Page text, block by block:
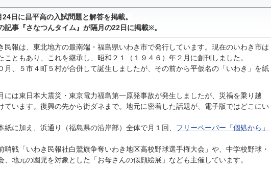
日に昌平高の入試問題と解答を掲載。
記事『さなつんタイム』が隔月の22日に掲載※。
民報は、東北地方の最南端・福島県いわき市で発行しています。現在のいわき市は
こともあり、これを継承し、昭和２１（１９４６）年２月に創刊しました。
月、５市４町５村が合併して誕生しましたが、その前から平仮名の「いわき」を紙
には東日本大震災・東京電力福島第一原発事故が発生しましたが、災禍を乗り越
ています。復興の先から街ダネまで。地元に密着した話題が、電子版ではどこにい
紙に加え、浜通り（福島県の沿岸部）全体で月１回、 フリーペーパー「個処から」
哨戦「いわき民報社白鷲旗争奪いわき地区高校野球選手権大会」や、中学校野球・
、地元の園児を対象とした「お母さんの似顔絵展」なども主催しています。